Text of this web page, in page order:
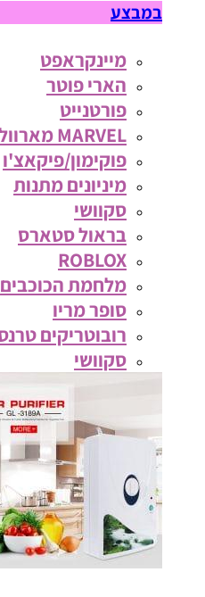
במבצע
מיינקראפט
הארי פוטר
פורטנייט
MARVEL מארוול
פוקימון/פיקאצ'ו
מיניונים מתנות
סקוושי
בראול סטארס
ROBLOX
מלחמת הכוכבים
סופר מריו
רובוטריקים
סקוושי